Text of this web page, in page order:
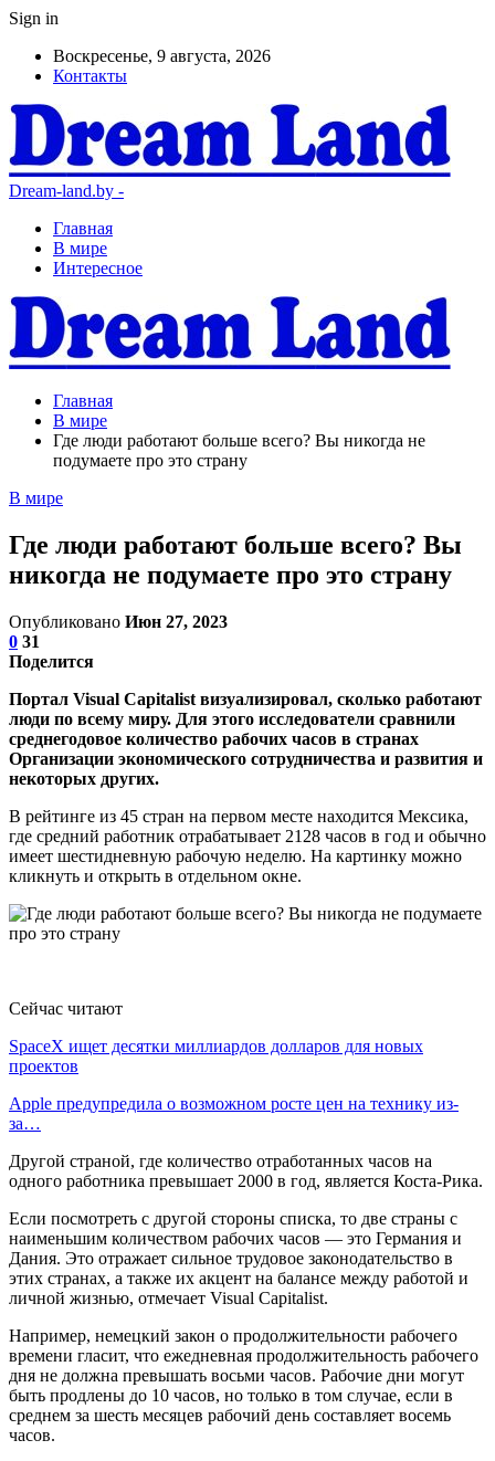
Sign in
Воскресенье, 9 августа, 2026
Контакты
Dream-land.by -
Главная
В мире
Интересное
Главная
В мире
Где люди работают больше всего? Вы никогда не
подумаете про это страну
В мире
Где люди работают больше всего? Вы
никогда не подумаете про это страну
Опубликовано Июн 27, 2023
0 31
Поделится
Портал Visual Capitalist визуализировал, сколько работают
люди по всему миру. Для этого исследователи сравнили
среднегодовое количество рабочих часов в странах
Организации экономического сотрудничества и развития и
некоторых других.
В рейтинге из 45 стран на первом месте находится Мексика,
где средний работник отрабатывает 2128 часов в год и обычно
имеет шестидневную рабочую неделю. На картинку можно
кликнуть и открыть в отдельном окне.
Сейчас читают
SpaceX ищет десятки миллиардов долларов для новых
проектов
Apple предупредила о возможном росте цен на технику из-
за…
Другой страной, где количество отработанных часов на
одного работника превышает 2000 в год, является Коста-Рика.
Если посмотреть с другой стороны списка, то две страны с
наименьшим количеством рабочих часов — это Германия и
Дания. Это отражает сильное трудовое законодательство в
этих странах, а также их акцент на балансе между работой и
личной жизнью, отмечает Visual Capitalist.
Например, немецкий закон о продолжительности рабочего
времени гласит, что ежедневная продолжительность рабочего
дня не должна превышать восьми часов. Рабочие дни могут
быть продлены до 10 часов, но только в том случае, если в
среднем за шесть месяцев рабочий день составляет восемь
часов.